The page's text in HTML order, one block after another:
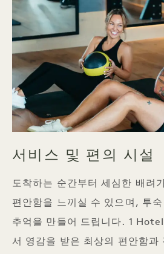
서비스 및 편의 시설
도착하는 순간부터 세심한 배려
편안함을 느끼실 수 있으며, 투
추억을 만들어 드립니다. 1
서 영감을 받은 최상의 편안함과